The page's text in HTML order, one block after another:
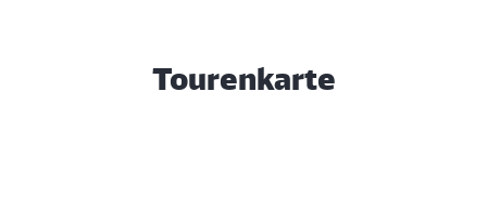
Tourenkarte